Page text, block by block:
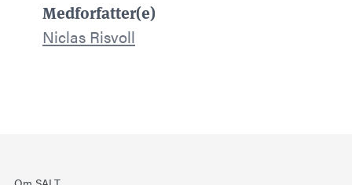
Medforfatter(e)
Niclas Risvoll